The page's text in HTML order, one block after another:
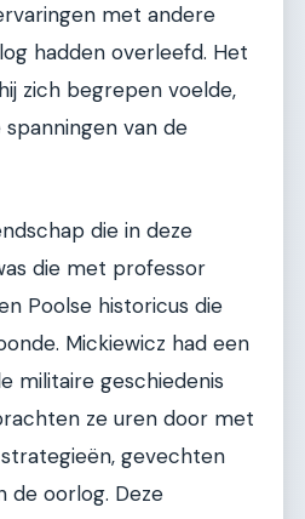
met andere
hadden overleefd. Het
zich begrepen voelde,
van de
die in deze
die met professor
Poolse historicus die
Mickiewicz had een
militaire geschiedenis
ze uren door met
gevechten
de oorlog. Deze